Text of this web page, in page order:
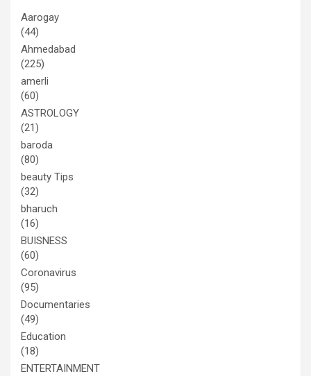
Aarogay
(44)
Ahmedabad
(225)
amerli
(60)
ASTROLOGY
(21)
baroda
(80)
beauty Tips
(32)
bharuch
(16)
BUISNESS
(60)
Coronavirus
(95)
Documentaries
(49)
Education
(18)
ENTERTAINMENT